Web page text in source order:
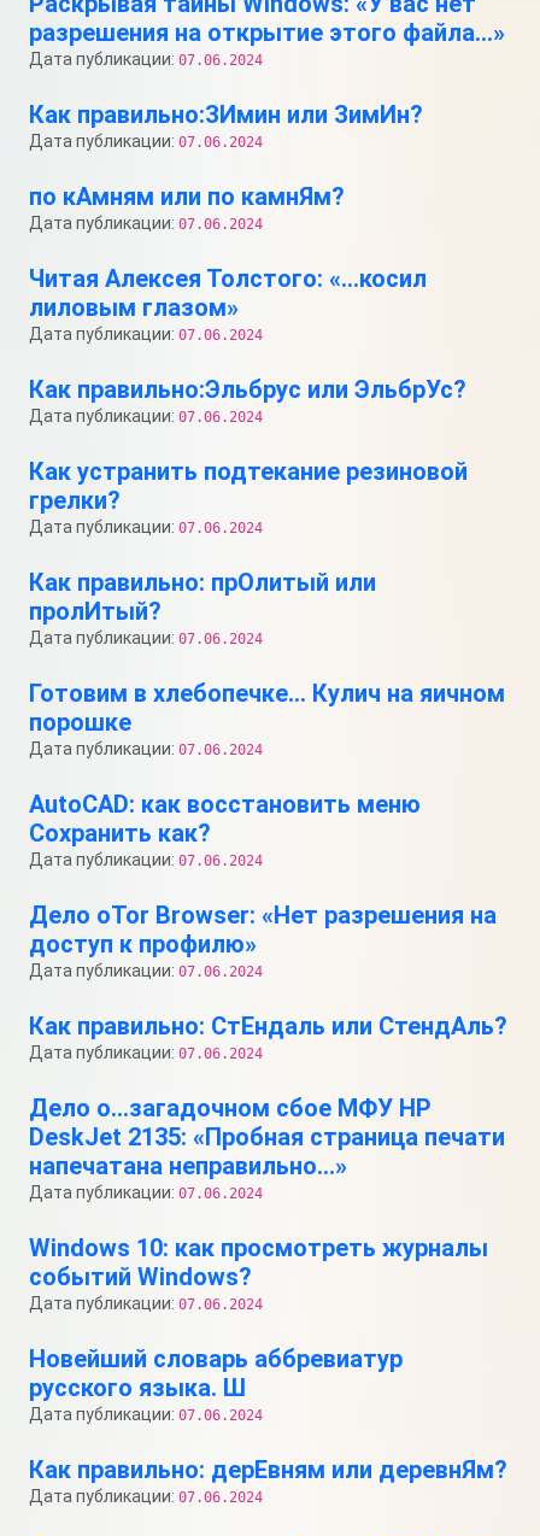
разрешения на открытие этого файла…»
Дата публикации: 07.06.2024
Как правильно:ЗИмин или ЗимИн?
Дата публикации: 07.06.2024
по кАмням или по камнЯм?
Дата публикации: 07.06.2024
Читая Алексея Толстого: «…косил
лиловым глазом»
Дата публикации: 07.06.2024
Как правильно:Эльбрус или ЭльбрУс?
Дата публикации: 07.06.2024
Как устранить подтекание резиновой
грелки?
Дата публикации: 07.06.2024
Как правильно: прОлитый или
пролИтый?
Дата публикации: 07.06.2024
Готовим в хлебопечке… Кулич на яичном
порошке
Дата публикации: 07.06.2024
AutoCAD: как восстановить меню
Сохранить как?
Дата публикации: 07.06.2024
Дело оTor Browser: «Нет разрешения на
доступ к профилю»
Дата публикации: 07.06.2024
Как правильно: СтЕндаль или СтендАль?
Дата публикации: 07.06.2024
Дело о…загадочном сбое МФУ HP
DeskJet 2135: «Пробная страница печати
напечатана неправильно…»
Дата публикации: 07.06.2024
Windows 10: как просмотреть журналы
событий Windows?
Дата публикации: 07.06.2024
Новейший словарь аббревиатур
русского языка. Ш
Дата публикации: 07.06.2024
Как правильно: дерЕвням или деревнЯм?
Дата публикации: 07.06.2024